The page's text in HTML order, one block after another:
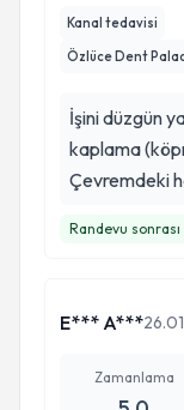
Kanal tedavisi
Özlüce Dent
İşini düzgün
kaplama
Çevremdeki
Randevu sonrası
E*** A***
Zamanlama